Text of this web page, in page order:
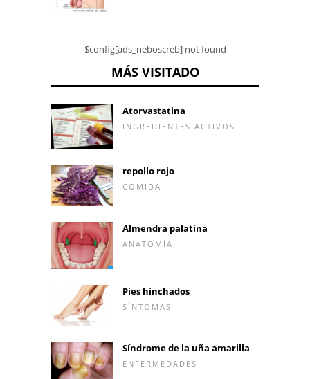
$config[ads_neboscreb] not found
MÁS VISITADO
Atorvastatina
INGREDIENTES ACTIVOS
repollo rojo
COMIDA
Almendra palatina
ANATOMÍA
Pies hinchados
SÍNTOMAS
Síndrome de la uña amarilla
ENFERMEDADES